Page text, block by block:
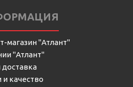
магазин "Атлант"
"Атлант"
и качество